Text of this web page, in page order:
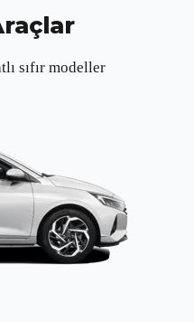
sıfır modeller